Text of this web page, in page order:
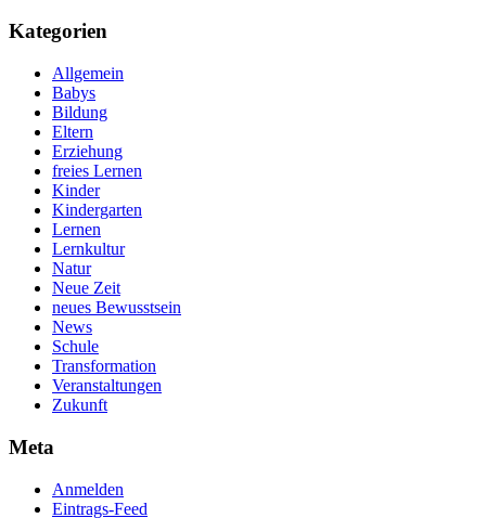
Kategorien
Allgemein
Babys
Bildung
Eltern
Erziehung
freies Lernen
Kinder
Kindergarten
Lernen
Lernkultur
Natur
Neue Zeit
neues Bewusstsein
News
Schule
Transformation
Veranstaltungen
Zukunft
Meta
Anmelden
Eintrags-Feed